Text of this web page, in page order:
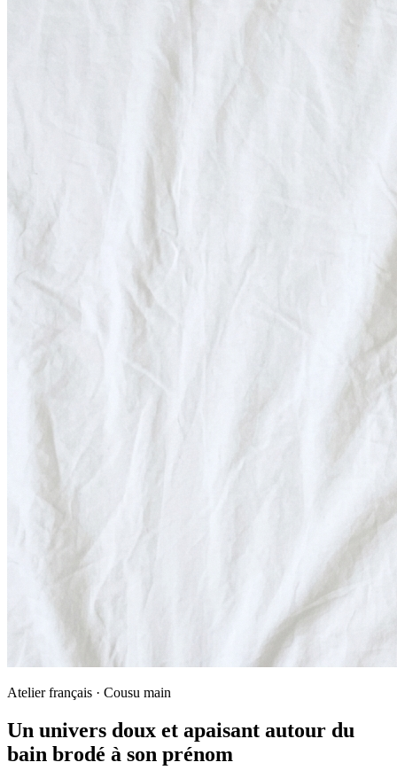
Atelier français · Cousu main
Un univers doux et apaisant autour du
bain brodé à son prénom